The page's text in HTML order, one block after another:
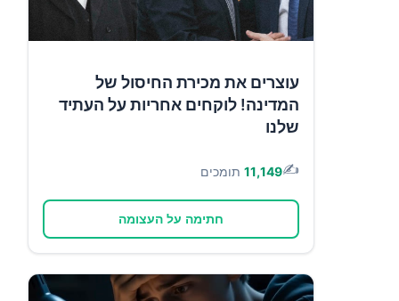
עוצרים את מכירת החיסול של
המדינה! לוקחים אחריות על העתיד
שלנו
✍️
11,149 תומכים
חתימה על העצומה